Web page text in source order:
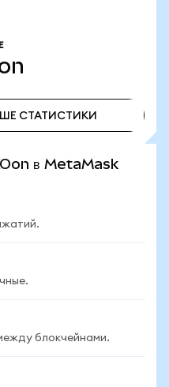
СТАТИСТИКИ
в MetaMask
блокчейнами.